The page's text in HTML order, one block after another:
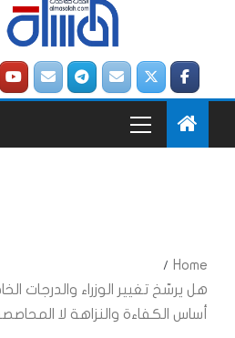
Home
هل يرسّخ تغيير الوزراء والدرجات
أساس الكفاءة والنزاهة لا